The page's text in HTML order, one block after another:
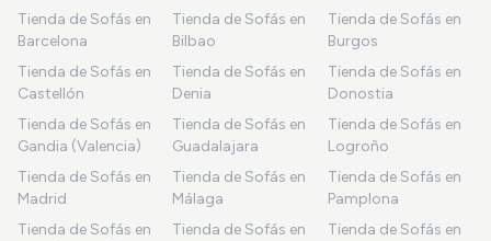
Tienda de Sofás en
Barcelona
Tienda de Sofás en
Bilbao
Tienda de Sofás en
Burgos
Tienda de Sofás en
Castellón
Tienda de Sofás en
Denia
Tienda de Sofás en
Donostia
Tienda de Sofás en
Gandia (Valencia)
Tienda de Sofás en
Guadalajara
Tienda de Sofás en
Logroño
Tienda de Sofás en
Madrid
Tienda de Sofás en
Málaga
Tienda de Sofás en
Pamplona
Tienda de Sofás en
Tienda de Sofás en
Tienda de Sofás en